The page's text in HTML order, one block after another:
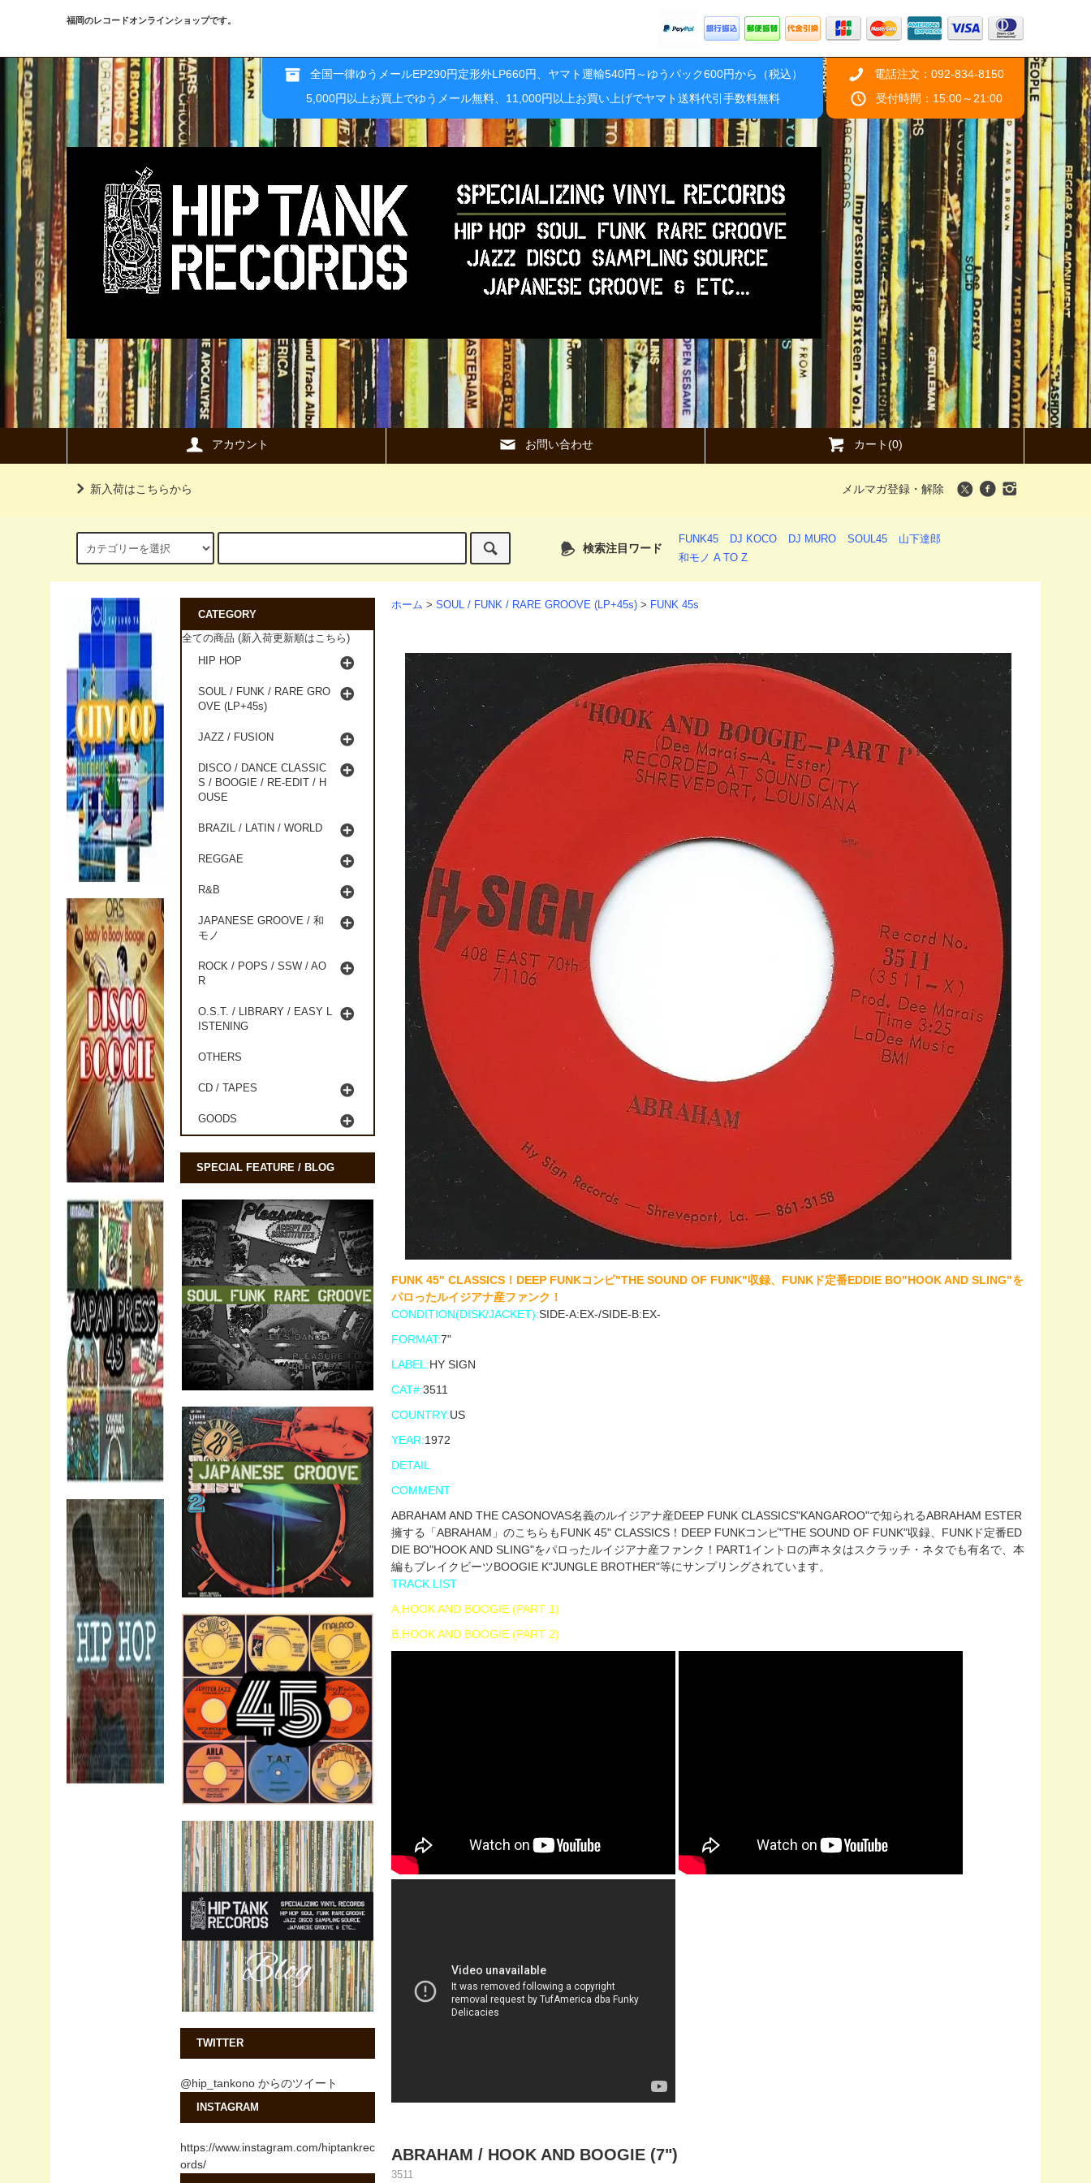
福岡のレコードオンラインショップです。
全国一律ゆうメールEP290円定形外LP660円、ヤマト運輸540円～ゆうパック600円から（税込）
5,000円以上お買上でゆうメール無料、11,000円以上お買い上げでヤマト送料代引手数料無料
電話注文：092-834-8150
受付時間：15:00～21:00
アカウント お問い合わせ カート(0)
新入荷はこちらから メルマガ登録・解除
検索注目ワード
FUNK45 DJ KOCO DJ MURO SOUL45
山下達郎
和モノ A TO Z
ホーム > SOUL / FUNK / RARE GROOVE (LP+45s) > FUNK 45s
FUNK 45" CLASSICS！DEEP FUNKコンピ"THE SOUND OF FUNK"収録、FUNKド定番EDDIE BO"HOOK AND SLING"を
パロったルイジアナ産ファンク！
CONDITION(DISK/JACKET):SIDE-A:EX-/SIDE-B:EX-
FORMAT:7"
LABEL:HY SIGN
CAT#:3511
COUNTRY:US
YEAR:1972
DETAIL
COMMENT
ABRAHAM AND THE CASONOVAS名義のルイジアナ産DEEP FUNK CLASSICS"KANGAROO"で知られるABRAHAM ESTER
擁する「ABRAHAM」のこちらもFUNK 45" CLASSICS！DEEP FUNKコンピ"THE SOUND OF FUNK"収録、FUNKド定番ED
DIE BO"HOOK AND SLING"をパロったルイジアナ産ファンク！PART1イントロの声ネタはスクラッチ・ネタでも有名で、本
編もブレイクビーツBOOGIE K"JUNGLE BROTHER"等にサンプリングされています。
TRACK LIST
A,HOOK AND BOOGIE (PART 1)
B,HOOK AND BOOGIE (PART 2)
ABRAHAM / HOOK AND BOOGIE (7")
3511
CATEGORY
全ての商品 (新入荷更新順はこちら)
HIP HOP
SOUL / FUNK / RARE GRO
OVE (LP+45s)
JAZZ / FUSION
DISCO / DANCE CLASSIC
S / BOOGIE / RE-EDIT / H
OUSE
BRAZIL / LATIN / WORLD
REGGAE
R&B
JAPANESE GROOVE / 和
モノ
ROCK / POPS / SSW / AO
R
O.S.T. / LIBRARY / EASY L
ISTENING
OTHERS
CD / TAPES
GOODS
SPECIAL FEATURE / BLOG
TWITTER
@hip_tankono からのツイート
INSTAGRAM
https://www.instagram.com/hiptankrec
ords/